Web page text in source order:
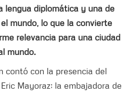
lengua diplomática y una de
mundo, lo que la convierte
relevancia para una ciudad
mundo.
contó con la presencia del
Mayoraz; la embajadora de